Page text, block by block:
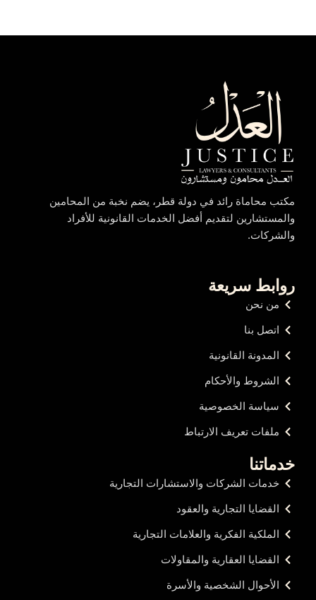
مكتب محاماة رائد في دولة قطر، يضم نخبة من المحامين
والمستشارين لتقديم أفضل الخدمات القانونية للأفراد
والشركات.
روابط سريعة
من نحن
اتصل بنا
المدونة القانونية
الشروط والأحكام
سياسة الخصوصية
ملفات تعريف الارتباط
خدماتنا
خدمات الشركات والاستشارات التجارية
القضايا التجارية والعقود
الملكية الفكرية والعلامات التجارية
القضايا العقارية والمقاولات
الأحوال الشخصية والأسرة